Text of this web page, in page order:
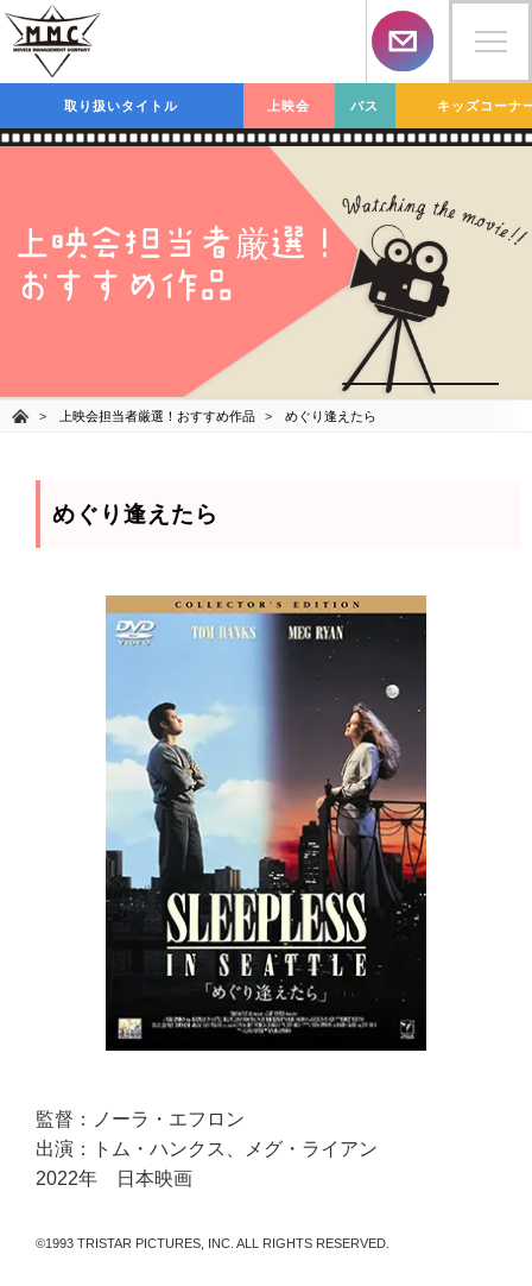
取り扱いタイトル 上映会 バス キッズコーナ
上映会担当者 厳選！
おすすめ作品
上映会担当者厳選！おすすめ作品 めぐり逢えたら
めぐり逢えたら
監督：ノーラ・エフロン
出演：トム・ハンクス、メグ・ライアン
2022年 日本映画
©1993 TRISTAR PICTURES, INC. ALL RIGHTS RESERVED.